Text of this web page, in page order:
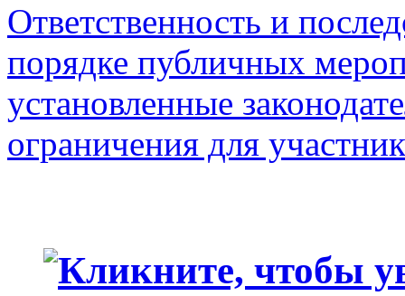
Ответственность и
порядке публичных
установленные
ограничения для